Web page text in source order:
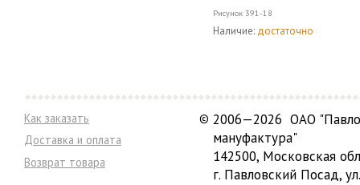
Рисунок 391-18
Наличие: достаточно
Как заказать
Доставка и оплата
Возврат товара
© 2006—2026 ОАО
мануфактура"
142500, Московская
г. Павловский Посад,